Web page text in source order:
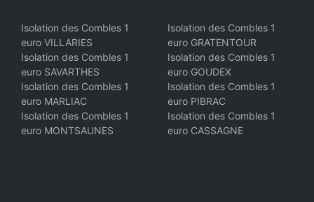
Isolation des Combles 1
euro VILLARIES
Isolation des Combles 1
euro GRATENTOUR
Isolation des Combles 1
euro SAVARTHES
Isolation des Combles 1
euro GOUDEX
Isolation des Combles 1
euro MARLIAC
Isolation des Combles 1
euro PIBRAC
Isolation des Combles 1
euro MONTSAUNES
Isolation des Combles 1
euro CASSAGNE